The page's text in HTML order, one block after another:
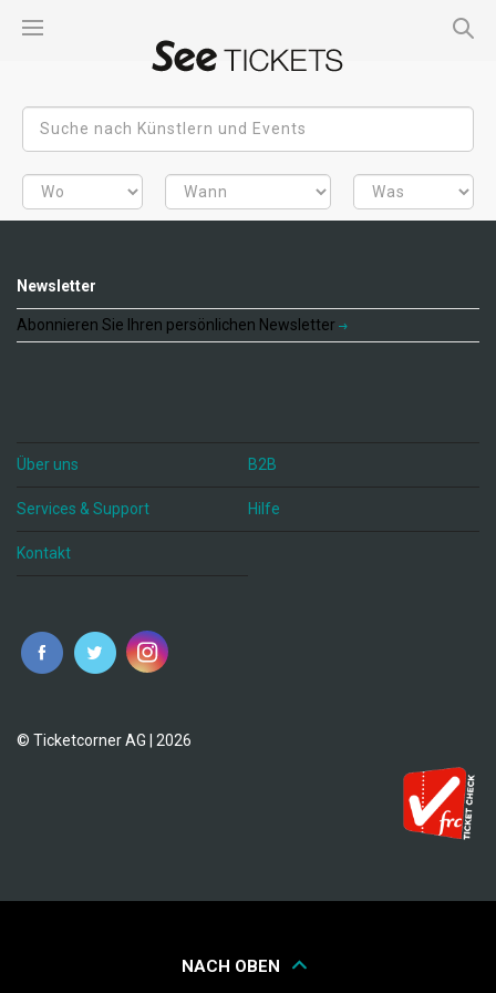
Newsletter
Abonnieren Sie Ihren persönlichen Newsletter
Über uns B2B
Services & Support Hilfe
Kontakt
© Ticketcorner AG | 2026
NACH OBEN